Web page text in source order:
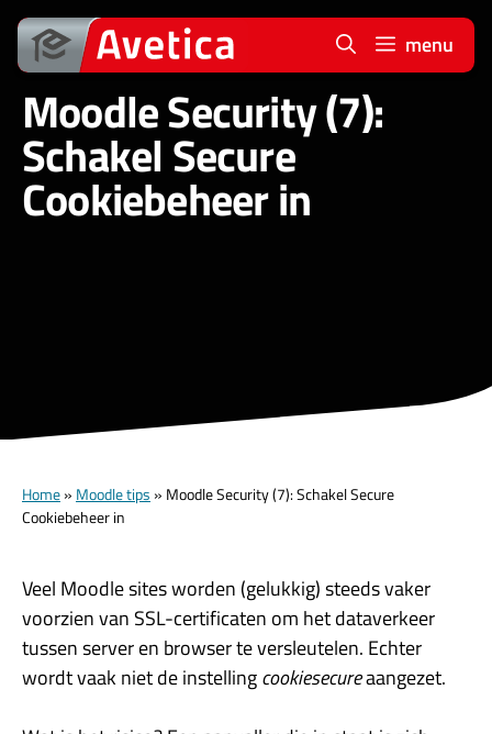
Ga
naar
de
inhoud
menu
Moodle Security (7):
Schakel Secure
Cookiebeheer in
Home» Moodle tips » Moodle Security (7): Schakel Secure
Cookiebeheer in
Veel Moodle sites worden (gelukkig) steeds vaker
voorzien van SSL-certificaten om het dataverkeer
tussen server en browser te versleutelen. Echter
wordt vaak niet de instellingcookiesecureaangezet.